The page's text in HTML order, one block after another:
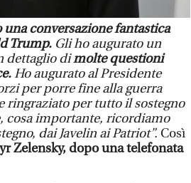
una conversazione fantastica
Trump. Gli ho augurato un
dettaglio dimolte questioni
Ho augurato al Presidente
per porre fine alla guerra
ringraziato per tutto il sostegno
cosa importante, ricordiamo
dai Javelin ai Patriot”. Così
Zelensky, dopo una telefonata